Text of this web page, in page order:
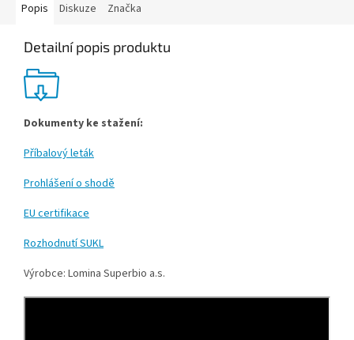
Popis Diskuze Značka
Detailní popis produktu
Dokumenty ke stažení:
Příbalový leták
Prohlášení o shodě
EU certifikace
Rozhodnutí SUKL
Výrobce: Lomina Superbio a.s.